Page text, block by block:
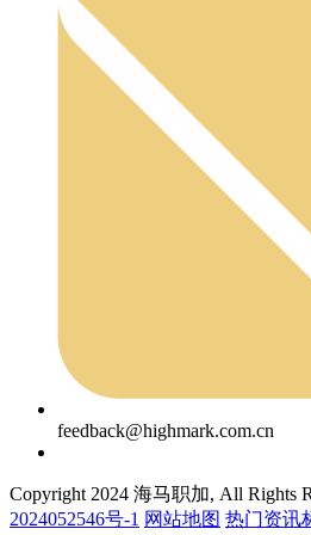
feedback@highmark.com.cn
Copyright 2024 海马职加, All Rights
2024052546号-1 网站地图 热门资讯